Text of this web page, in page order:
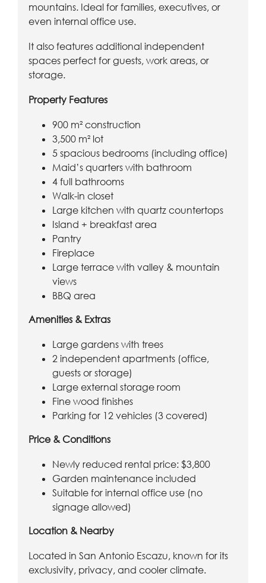
mountains. Ideal for families, executives, or
even internal office use.
It also features additional independent
spaces perfect for guests, work areas, or
storage.
Property Features
900 m² construction
3,500 m² lot
5 spacious bedrooms (including office)
Maid’s quarters with bathroom
4 full bathrooms
Walk-in closet
Large kitchen with quartz countertops
Island + breakfast area
Pantry
Fireplace
Large terrace with valley & mountain
views
BBQ area
Amenities & Extras
Large gardens with trees
2 independent apartments (office,
guests or storage)
Large external storage room
Fine wood finishes
Parking for 12 vehicles (3 covered)
Price & Conditions
Newly reduced rental price: $3,800
Garden maintenance included
Suitable for internal office use (no
signage allowed)
Location & Nearby
Located in San Antonio Escazu, known for its
exclusivity, privacy, and cooler climate.